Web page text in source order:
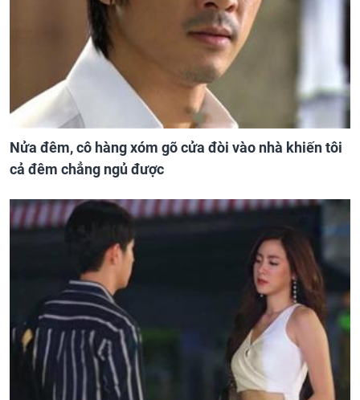
Nửa đêm, cô hàng xóm gõ cửa đòi vào nhà khiến tôi
cả đêm chẳng ngủ được